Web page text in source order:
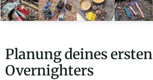
Planung deines ersten
Overnighters